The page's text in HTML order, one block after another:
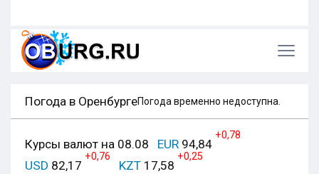
Погода в ОренбургеПогода временно недоступна.
Курсы валют на 08.08 EUR 94,84
+0,78
USD 82,17
+0,76
KZT 17,58
+0,25